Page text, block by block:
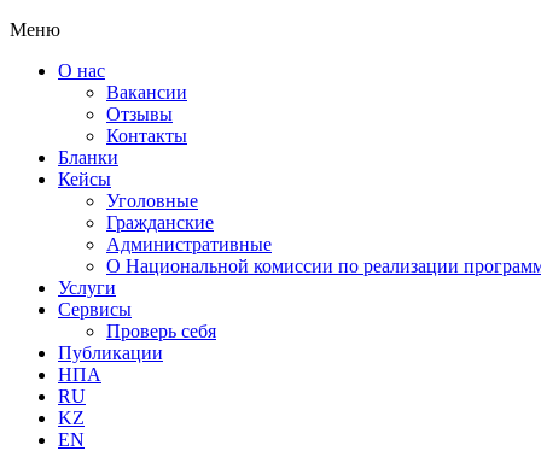
Меню
О нас
Вакансии
Отзывы
Контакты
Бланки
Кейсы
Уголовные
Гражданские
Административные
О Национальной комиссии по реализации
Услуги
Сервисы
Проверь себя
Публикации
НПА
RU
KZ
EN